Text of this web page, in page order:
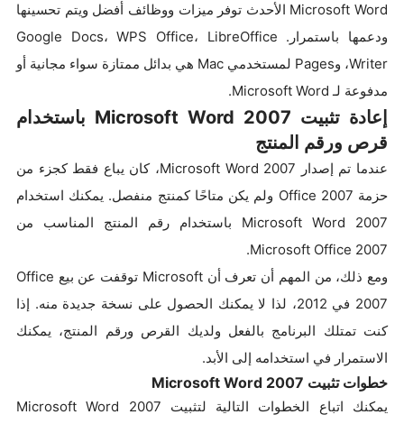
Microsoft Word الأحدث توفر ميزات ووظائف أفضل ويتم تحسينها
ودعمها باستمرار. Google Docs، WPS Office، LibreOffice
Writer، وPages لمستخدمي Mac هي بدائل ممتازة سواء مجانية أو
مدفوعة لـ Microsoft Word.
إعادة تثبيت Microsoft Word 2007 باستخدام
قرص ورقم المنتج
عندما تم إصدار Microsoft Word 2007، كان يباع فقط كجزء من
حزمة Office 2007 ولم يكن متاحًا كمنتج منفصل. يمكنك استخدام
Microsoft Word 2007 باستخدام رقم المنتج المناسب من
Microsoft Office 2007.
ومع ذلك، من المهم أن تعرف أن Microsoft توقفت عن بيع Office
2007 في 2012، لذا لا يمكنك الحصول على نسخة جديدة منه. إذا
كنت تمتلك البرنامج بالفعل ولديك القرص ورقم المنتج، يمكنك
الاستمرار في استخدامه إلى الأبد.
خطوات تثبيت Microsoft Word 2007
يمكنك اتباع الخطوات التالية لتثبيت Microsoft Word 2007